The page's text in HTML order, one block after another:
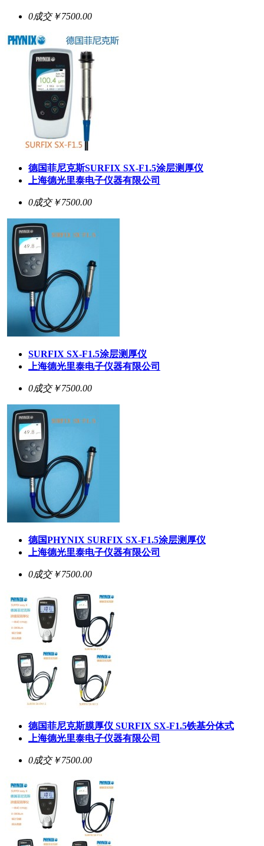
0成交￥7500.00
德国菲尼克斯SURFIX SX-F1.5涂层测厚仪
上海德光里泰电子仪器有限公司
0成交￥7500.00
SURFIX SX-F1.5涂层测厚仪
上海德光里泰电子仪器有限公司
0成交￥7500.00
德国PHYNIX SURFIX SX-F1.5涂层测厚仪
上海德光里泰电子仪器有限公司
0成交￥7500.00
德国菲尼克斯膜厚仪 SURFIX SX-F1.5铁基分体式
上海德光里泰电子仪器有限公司
0成交￥7500.00